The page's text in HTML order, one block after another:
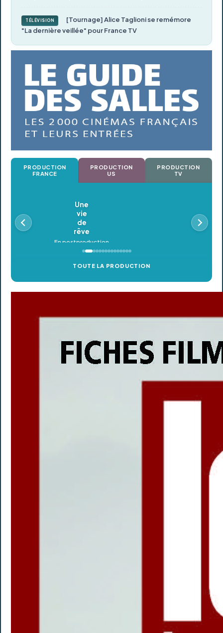
TÉLÉVISION
[Tournage] Alice Taglioni se remémore
"La dernière veillée" pour France TV
PRODUCTION
FRANCE
PRODUCTION
US
PRODUCTION
TV
Oldeupe
En postproduction
TOUTE LA PRODUCTION